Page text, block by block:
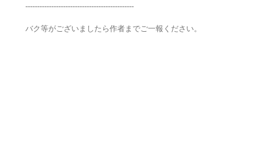
----------------------------------------------
バク等がございましたら作者までご一報ください。